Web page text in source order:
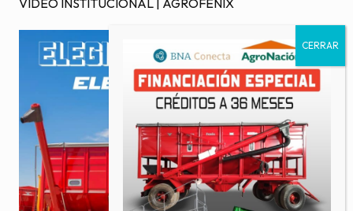
VIDEO INSTITUCIONAL | AGROFENIX